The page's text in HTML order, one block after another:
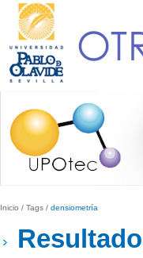
Inicio / Tags / densiometría